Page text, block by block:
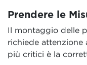
Prendere le
Il montaggio delle
richiede attenzione
più critici è la